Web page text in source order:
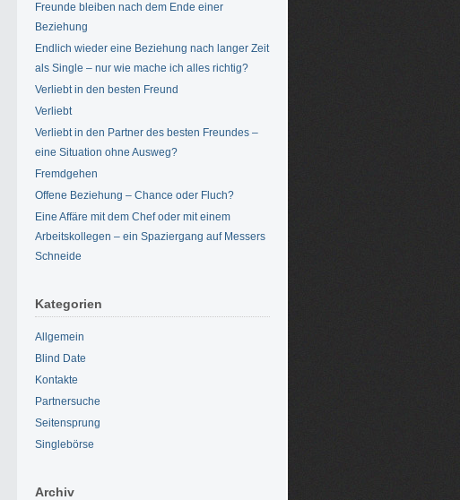
Freunde bleiben nach dem Ende einer
Beziehung
Endlich wieder eine Beziehung nach langer Zeit
als Single – nur wie mache ich alles richtig?
Verliebt in den besten Freund
Verliebt
Verliebt in den Partner des besten Freundes –
eine Situation ohne Ausweg?
Fremdgehen
Offene Beziehung – Chance oder Fluch?
Eine Affäre mit dem Chef oder mit einem
Arbeitskollegen – ein Spaziergang auf Messers
Schneide
Kategorien
Allgemein
Blind Date
Kontakte
Partnersuche
Seitensprung
Singlebörse
Archiv